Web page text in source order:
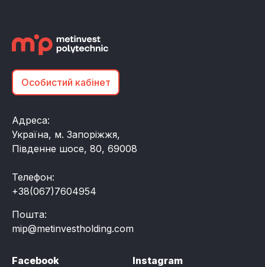
Особистий кабінет
Адреса:
Україна, м. Запоріжжя,
Південне шосе, 80, 69008
Телефон:
+38(067)7604954
Пошта:
mip@metinvestholding.com
Facebook Instagram